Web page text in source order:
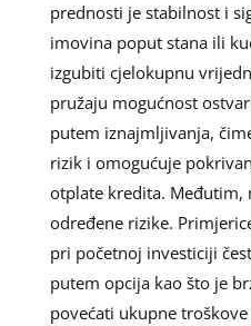
prednosti je stabilnost i
imovina poput stana ili
izgubiti cjelokupnu
pružaju mogućnost
putem iznajmljivanja,
rizik i omogućuje
otplate kredita. Međutim,
određene rizike.
pri početnoj investiciji
putem opcija kao što je
povećati ukupne